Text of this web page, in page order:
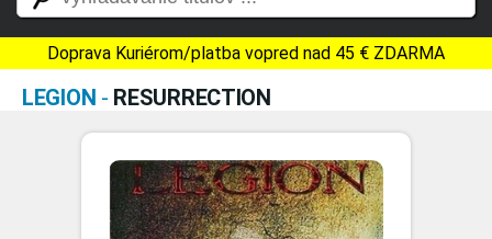
Doprava Kuriérom/platba vopred nad 45 € ZDARMA
LEGION - RESURRECTION